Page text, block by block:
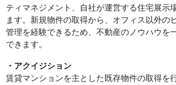
ティマネジメント、自社が運営する住宅展示
ます。新規物件の取得から、オフィス以外の
管理を経験できるため、不動産のノウハウを
できます。
・アクイジション
賃貸マンションを主とした既存物件の取得を